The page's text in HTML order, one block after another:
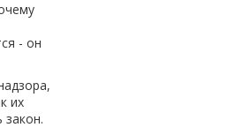
- он
их